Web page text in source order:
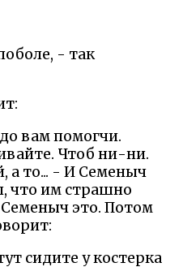
- так
вам помогчи.
Чтоб ни-ни.
а то... - И Семеныч
что им страшно
Семеныч это. Потом
сидите у костерка